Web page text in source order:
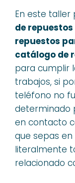
En este taller
de
repuestos
catálogo de
para cumplir
trabajos, si
teléfono no
determinado
en contacto
que sepas
literalmente
relacionado